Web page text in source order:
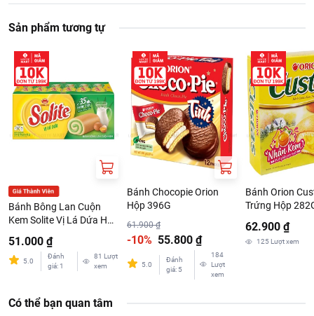
Sản phẩm tương tự
Bánh Bông Lan Cuộn
Kem Solite Vị Lá Dứa Hộp
51.000 ₫
5.0
Đánh
giá: 1
81 Lượt
xem
Bánh Chocopie Orion
Hộp 396G
61.900 ₫
-10% 55.800 ₫
5.0
Đánh
giá: 5
184
Lượt
xem
Bánh Orion
Trứng Hộp
62.900 ₫
125Lượt xem
Có thể bạn quan tâm